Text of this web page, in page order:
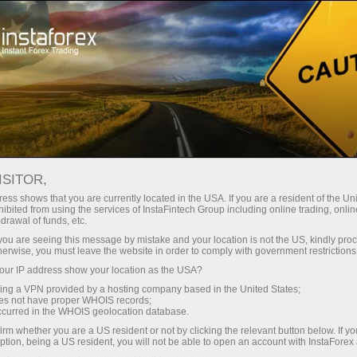
Швидке відкриття рахунку Торгова платформа
Інвесторам Партнерам
РЅСЃС‚Р°Р»СЃСЏ РЅР°
Р±РµР·СЂР°Р±РѕС‚РёС†С‹ РІ
РѕСЃС‚Р°Р»СЃСЏ РЅРµРёР·РјРµРЅРЅС‹Рј
С‚СЂРµС… РјРµСЃСЏС†РµРІ,
РіРѕРґР°, СЃРѕРІРїР°РґР°СЏ СЃ
Рё СЂС‹РЅРѕС‡РЅС‹РјРё
shows that you are currently located in the USA. If you are a resident of the
from using the services of InstaFintech Group including online trading,
of funds, etc.
are seeing this message by mistake and your location is not the US, kindly
you must leave the website in order to comply with government
IP address show your location as the USA?
a VPN provided by a hosting company based in the United States;
not have proper WHOIS records;
in the WHOIS geolocation database.
whether you are a US resident or not by clicking the relevant button below. If
being a US resident, you will not be able to open an account with InstaForex